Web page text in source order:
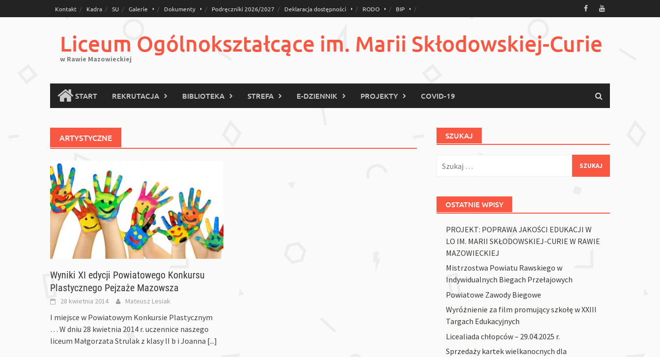
to
Kontakt Kadra SU Galerie Dokumenty Podręczniki 2026/2027 Deklaracja dostępności RODO BIP
Liceum Ogólnokształcące im. Marii Skłodowskiej-Curie
w Rawie Mazowieckiej
START REKRUTACJA BIBLIOTEKA STREFA E-DZIENNIK PROJEKTY COVID-19
ARTYSTYCZNE
Wyniki XI edycji Powiatowego Konkursu
Plastycznego Pejzaże Mazowsza
28 kwietnia 2014 Mateusz Lesiak
I miejsce w Powiatowym Konkursie Plastycznym
… W dniu 28 kwietnia 2014 r. uczennice naszego
liceum Małgorzata Strulak z klasy II b i Joanna [...]
SZUKAJ
OSTATNIE WPISY
PROJEKT: POPRAWA JAKOŚCI EDUKACJI W
LO IM. MARII SKŁODOWSKIEJ-CURIE W RAWIE
MAZOWIECKIEJ
Mistrzostwa Powiatu Rawskiego w
Indywidualnych Biegach Przełajowych
Powiatowe Zawody Biegowe
Wyróżnienie za film promujący szkołę w XXIII
Targach Edukacyjnych
Licealiada chłopców – 29.04.2025 r.
Sprzedaży kartek wielkanocnych dla